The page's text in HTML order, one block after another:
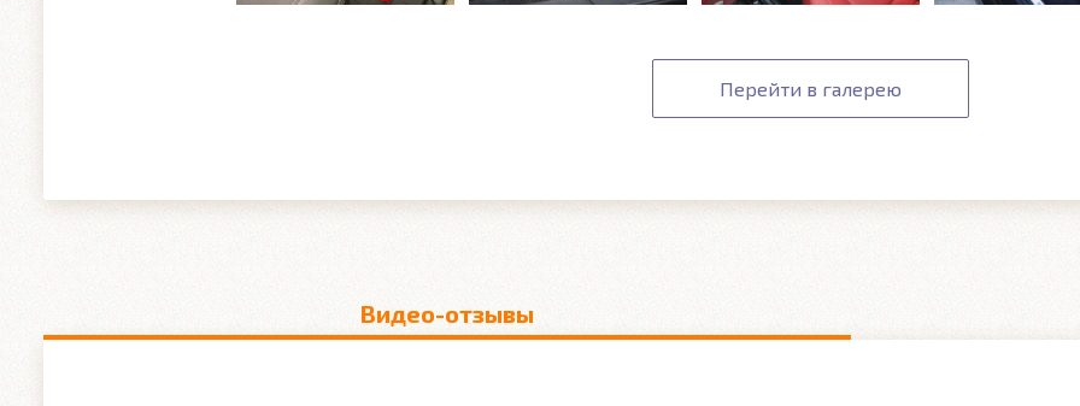
Перейти в галерею
Видео-отзывы